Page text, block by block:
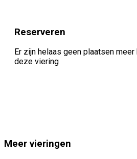
Reserveren
Er zijn helaas geen plaatsen
deze viering
Meer vieringen